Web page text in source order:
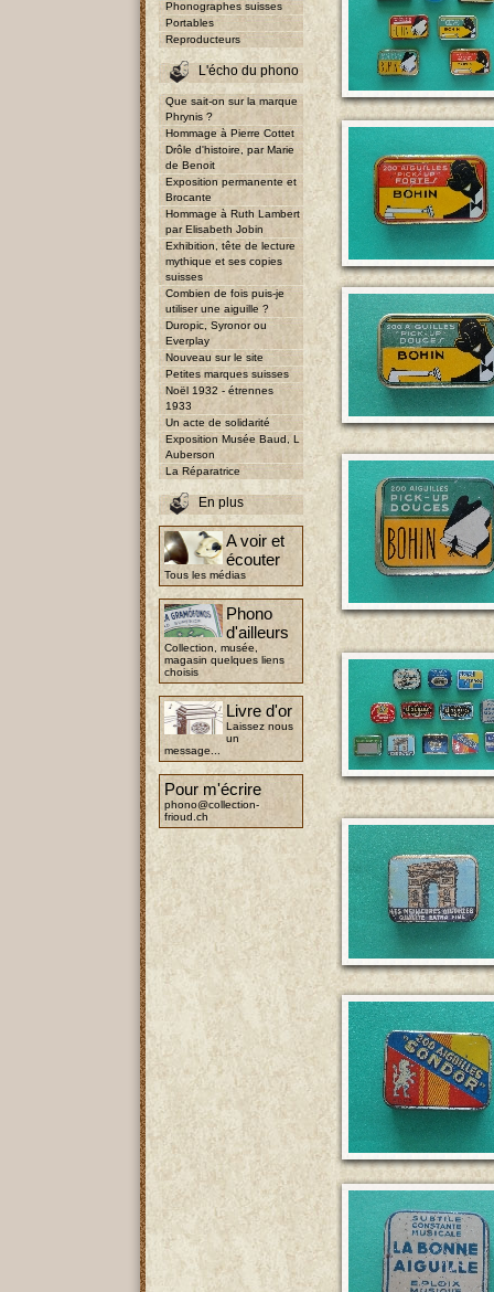
Phonographes suisses
Portables
Reproducteurs
L'écho du phono
Que sait-on sur la marque
Phrynis ?
Hommage à Pierre Cottet
Drôle d'histoire, par Marie
de Benoit
Exposition permanente et
Brocante
Hommage à Ruth Lambert
par Elisabeth Jobin
Exhibition, tête de lecture
mythique et ses copies
suisses
Combien de fois puis-je
utiliser une aiguille ?
Duropic, Syronor ou
Everplay
Nouveau sur le site
Petites marques suisses
Noël 1932 - étrennes
1933
Un acte de solidarité
Exposition Musée Baud, L
Auberson
La Réparatrice
En plus
A voir et
écouter
Tous les médias
Phono
d'ailleurs
Collection, musée,
magasin quelques liens
choisis
Livre d'or
Laissez nous
un
message...
Pour m'écrire
phono@collection-
frioud.ch